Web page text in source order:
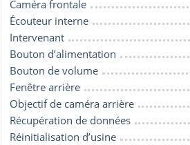
Caméra frontale
Écouteur interne
Intervenant
Bouton d’alimentation
Bouton de volume
Fenêtre arrière
Objectif de caméra arrière
Récupération de données
Réinitialisation d’usine